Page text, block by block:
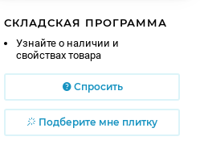
СКЛАДСКАЯ ПРОГРАММА
Узнайте о наличии и
свойствах товара
Спросить
Подберите мне плитку